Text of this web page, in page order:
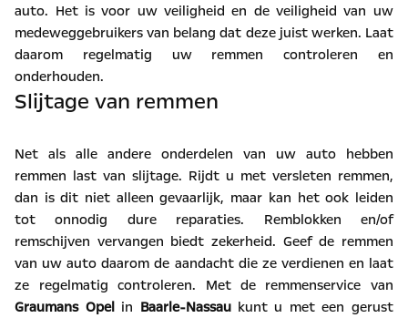
auto. Het is voor uw veiligheid en de veiligheid van uw
medeweggebruikers van belang dat deze juist werken. Laat
daarom regelmatig uw remmen controleren en
onderhouden.
Slijtage van remmen
Net als alle andere onderdelen van uw auto hebben
remmen last van slijtage. Rijdt u met versleten remmen,
dan is dit niet alleen gevaarlijk, maar kan het ook leiden
tot onnodig dure reparaties. Remblokken en/of
remschijven vervangen biedt zekerheid. Geef de remmen
van uw auto daarom de aandacht die ze verdienen en laat
ze regelmatig controleren. Met de remmenservice van
Graumans Opelin Baarle-Nassaukunt u met een gerust